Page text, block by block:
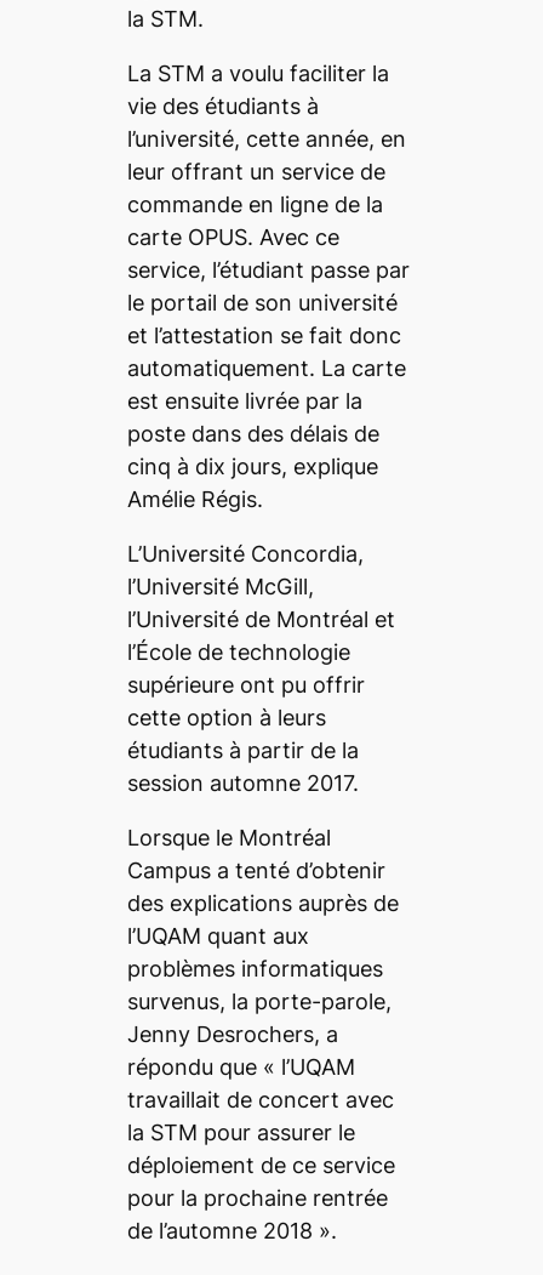
la STM.
La STM a voulu faciliter la
vie des étudiants à
l’université, cette année, en
leur offrant un service de
commande en ligne de la
carte OPUS. Avec ce
service, l’étudiant passe par
le portail de son université
et l’attestation se fait donc
automatiquement. La carte
est ensuite livrée par la
poste dans des délais de
cinq à dix jours, explique
Amélie Régis.
L’Université Concordia,
l’Université McGill,
l’Université de Montréal et
l’École de technologie
supérieure ont pu offrir
cette option à leurs
étudiants à partir de la
session automne 2017.
Lorsque le Montréal
Campus a tenté d’obtenir
des explications auprès de
l’UQAM quant aux
problèmes informatiques
survenus, la porte-parole,
Jenny Desrochers, a
répondu que « l’UQAM
travaillait de concert avec
la STM pour assurer le
déploiement de ce service
pour la prochaine rentrée
de l’automne 2018 ».